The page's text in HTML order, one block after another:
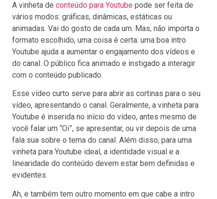
A vinheta de conteúdo para Youtube pode ser feita de
vários modos: gráficas, dinâmicas, estáticas ou
animadas. Vai do gosto de cada um. Mas, não importa o
formato escolhido, uma coisa é certa: uma boa intro
Youtube ajuda a aumentar o engajamento dos vídeos e
do canal. O público fica animado e instigado a interagir
com o conteúdo publicado.
Esse vídeo curto serve para abrir as cortinas para o seu
vídeo, apresentando o canal. Geralmente, a vinheta para
Youtube é inserida no início do vídeo, antes mesmo de
você falar um “Oi”, se apresentar, ou vir depois de uma
fala sua sobre o tema do canal. Além disso, para uma
vinheta para Youtube ideal, a identidade visual e a
linearidade do conteúdo devem estar bem definidas e
evidentes.
Ah, e também tem outro momento em que cabe a intro